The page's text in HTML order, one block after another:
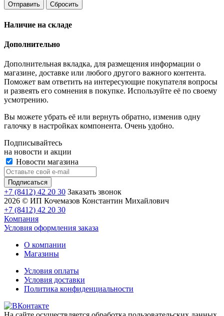
Отправить Сбросить
Наличие на складе
Дополнительно
Дополнительная вкладка, для размещения информации о
магазине, доставке или любого другого важного контента.
Поможет вам ответить на интересующие покупателя вопросы
и развеять его сомнения в покупке. Используйте её по своему
усмотрению.
Вы можете убрать её или вернуть обратно, изменив одну
галочку в настройках компонента. Очень удобно.
Подписывайтесь
на новости и акции
Новости магазина
+7 (8412) 42 20 30 Заказать звонок
2026 © ИП Кочемазов Константин Михайлович
+7 (8412) 42 20 30
Компания
Условия оформления заказа
О компании
Магазины
Условия оплаты
Условия доставки
Политика конфиденциальности